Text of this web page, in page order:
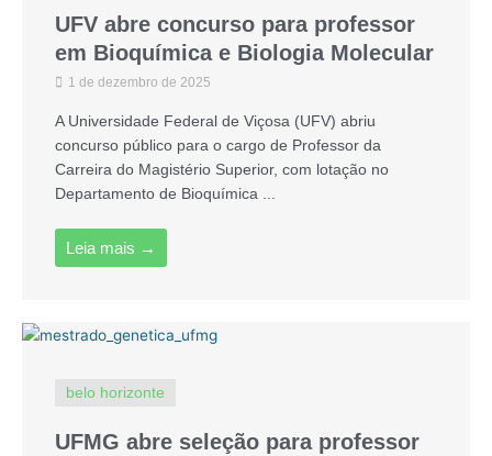
UFV abre concurso para professor
em Bioquímica e Biologia Molecular
1 de dezembro de 2025
A Universidade Federal de Viçosa (UFV) abriu
concurso público para o cargo de Professor da
Carreira do Magistério Superior, com lotação no
Departamento de Bioquímica ...
Leia mais →
belo horizonte
UFMG abre seleção para professor